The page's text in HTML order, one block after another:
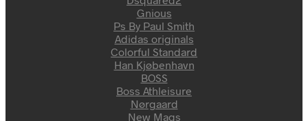
Gnious
Ps By Paul Smith
Adidas originals
Colorful Standard
Han Kjøbenhavn
BOSS
Boss Athleisure
Nørgaard
New Mags